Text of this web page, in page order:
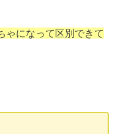
ゃになって区別できて